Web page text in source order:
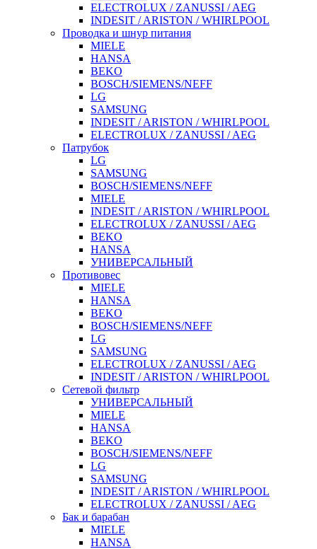
ELECTROLUX / ZANUSSI / AEG
INDESIT / ARISTON / WHIRLPOOL
Проводка и шнур питания
MIELE
HANSA
BEKO
BOSCH/SIEMENS/NEFF
LG
SAMSUNG
INDESIT / ARISTON / WHIRLPOOL
ELECTROLUX / ZANUSSI / AEG
Патрубок
LG
SAMSUNG
BOSCH/SIEMENS/NEFF
MIELE
INDESIT / ARISTON / WHIRLPOOL
ELECTROLUX / ZANUSSI / AEG
BEKO
HANSA
УНИВЕРСАЛЬНЫЙ
Противовес
MIELE
HANSA
BEKO
BOSCH/SIEMENS/NEFF
LG
SAMSUNG
ELECTROLUX / ZANUSSI / AEG
INDESIT / ARISTON / WHIRLPOOL
Сетевой фильтр
УНИВЕРСАЛЬНЫЙ
MIELE
HANSA
BEKO
BOSCH/SIEMENS/NEFF
LG
SAMSUNG
INDESIT / ARISTON / WHIRLPOOL
ELECTROLUX / ZANUSSI / AEG
Бак и барабан
MIELE
HANSA